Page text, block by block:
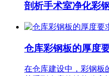
剖析手术室净化彩
仓库彩钢板的厚度
在仓库建设中，彩钢板